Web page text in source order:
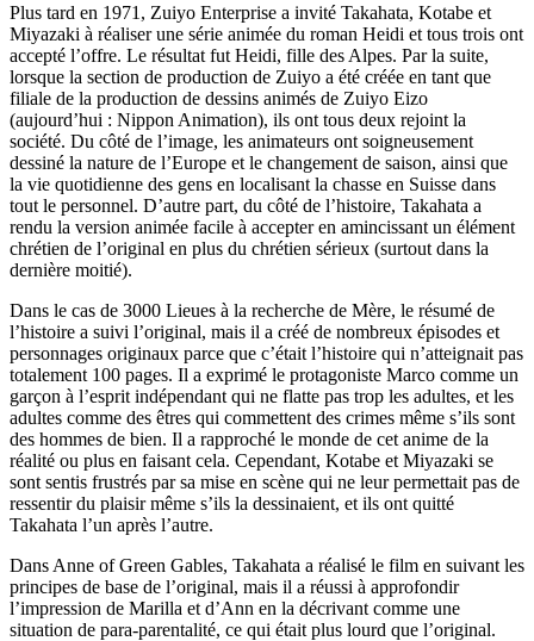
Plus tard en 1971, Zuiyo Enterprise a invité Takahata, Kotabe et
Miyazaki à réaliser une série animée du roman Heidi et tous trois ont
accepté l’offre. Le résultat fut Heidi, fille des Alpes. Par la suite,
lorsque la section de production de Zuiyo a été créée en tant que
filiale de la production de dessins animés de Zuiyo Eizo
(aujourd’hui : Nippon Animation), ils ont tous deux rejoint la
société. Du côté de l’image, les animateurs ont soigneusement
dessiné la nature de l’Europe et le changement de saison, ainsi que
la vie quotidienne des gens en localisant la chasse en Suisse dans
tout le personnel. D’autre part, du côté de l’histoire, Takahata a
rendu la version animée facile à accepter en amincissant un élément
chrétien de l’original en plus du chrétien sérieux (surtout dans la
dernière moitié).
Dans le cas de 3000 Lieues à la recherche de Mère, le résumé de
l’histoire a suivi l’original, mais il a créé de nombreux épisodes et
personnages originaux parce que c’était l’histoire qui n’atteignait pas
totalement 100 pages. Il a exprimé le protagoniste Marco comme un
garçon à l’esprit indépendant qui ne flatte pas trop les adultes, et les
adultes comme des êtres qui commettent des crimes même s’ils sont
des hommes de bien. Il a rapproché le monde de cet anime de la
réalité ou plus en faisant cela. Cependant, Kotabe et Miyazaki se
sont sentis frustrés par sa mise en scène qui ne leur permettait pas de
ressentir du plaisir même s’ils la dessinaient, et ils ont quitté
Takahata l’un après l’autre.
Dans Anne of Green Gables, Takahata a réalisé le film en suivant les
principes de base de l’original, mais il a réussi à approfondir
l’impression de Marilla et d’Ann en la décrivant comme une
situation de para-parentalité, ce qui était plus lourd que l’original.